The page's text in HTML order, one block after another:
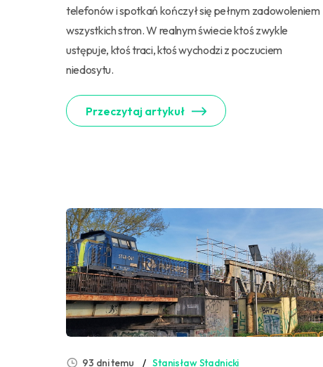
telefonów i spotkań kończył się pełnym zadowoleniem
wszystkich stron. W realnym świecie ktoś zwykle
ustępuje, ktoś traci, ktoś wychodzi z poczuciem
niedosytu.
Przeczytaj artykuł
93 dni temu Stanisław Stadnicki